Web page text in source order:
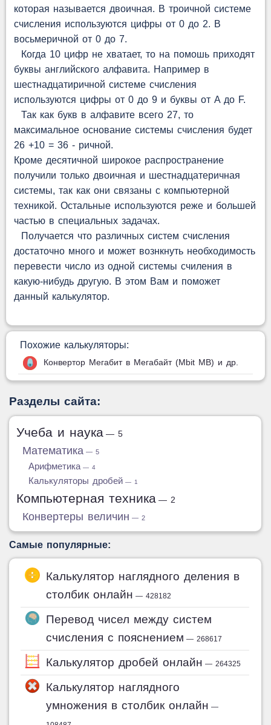
которая называется двоичная. В троичной системе
счисления используются цифры от 0 до 2. В
восьмеричной от 0 до 7.
Когда 10 цифр не хватает, то на помошь приходят
буквы английского алфавита. Например в
шестнадцатиричной системе счисления
используются цифры от 0 до 9 и буквы от A до F.
Так как букв в алфавите всего 27, то
максимальное основание системы счисления будет
26 +10 = 36 - ричной.
Кроме десятичной широкое распространение
получили только двоичная и шестнадцатеричная
системы, так как они связаны с компьютерной
техникой. Остальные используются реже и большей
частью в специальных задачах.
Получается что различных систем счисления
достаточно много и может вознкнуть необходимость
перевести число из одной системы счиления в
какую-нибудь другую. В этом Вам и поможет
данный калькулятор.
Похожие калькуляторы:
Конвертор Мегабит в Мегабайт (Mbit MB) и др.
Разделы сайта:
Учеба и наука — 5
Математика — 5
Арифметика — 4
Калькуляторы дробей — 1
Компьютерная техника — 2
Конвертеры величин — 2
Самые популярные:
Калькулятор наглядного деления в
столбик онлайн — 428182
Перевод чисел между систем
счисления с пояснением — 268617
Калькулятор дробей онлайн — 264325
Калькулятор наглядного
умножения в столбик онлайн —